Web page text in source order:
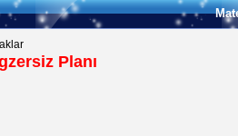
Planı